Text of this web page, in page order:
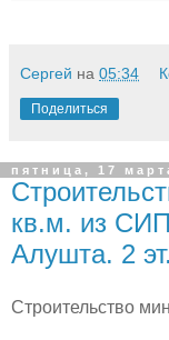
Сергей на 05:34
Поделиться
пятница, 17
кв.м. из СИП
Алушта. 2
Строительство